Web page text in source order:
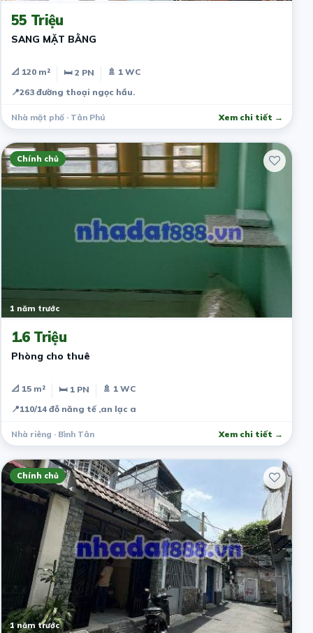
55 Triệu
SANG MẶT BẰNG
📐 120 m² 🛏 2 PN
🚿 1 WC
📍263 đường thoại ngọc hầu.
Nhà mặt phố · Tân Phú Xem chi tiết →
Chính chủ
1 năm trước
1.6 Triệu
Phòng cho thuê
📐 15 m² 🛏 1 PN
🚿 1 WC
📍110/14 đỗ năng tế ,an lạc a
Nhà riêng · Bình Tân Xem chi tiết →
Chính chủ
1 năm trước